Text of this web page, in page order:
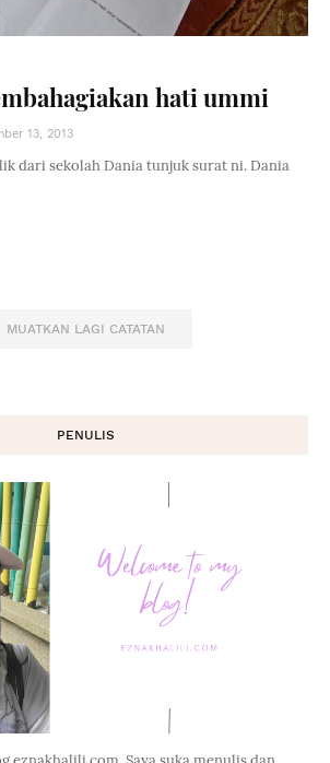
hati ummi
13, 2013
dari sekolah Dania tunjuk surat ni. Dania
MUATKAN LAGI CATATAN
PENULIS